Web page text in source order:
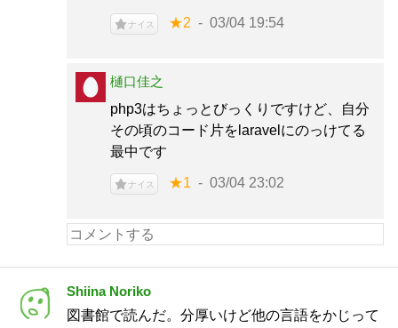
ナイス ★2 03/04 19:54
樋口佳之
php3はちょっとびっくりですけど、自分
その頃のコード片をlaravelにのっけてる
最中です
ナイス ★1 03/04 23:02
Shiina Noriko
図書館で読んだ。分厚いけど他の言語をかじって